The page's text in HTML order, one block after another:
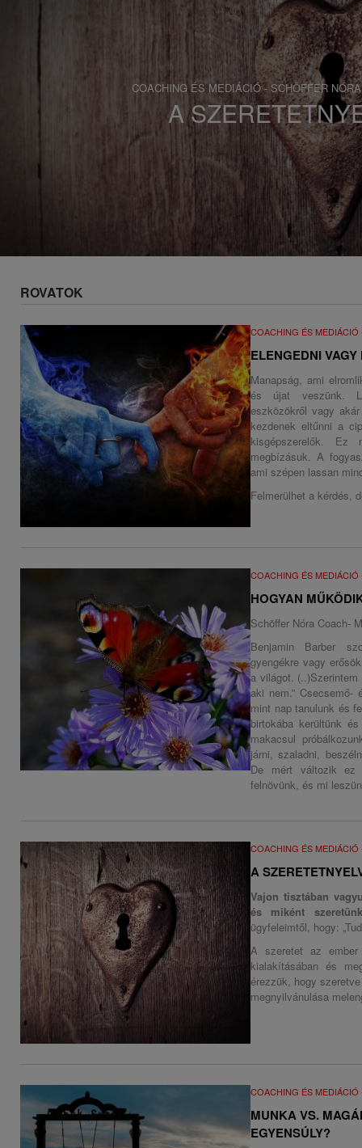
COACHING ÉS MEDIÁCIÓ - SCHÖFFER
A
ROVATOK
COACHING ÉS
ELENGEDNI
Manapság, ami
és újat veszünk.
eszközökről vagy
kezdenek eltűnni a
kisgépszerelők.
megbízásuk. A
ami szépen lassan
Felmerülhet a kérdés,
COACHING ÉS
HOGYAN
Schöffer Nóra Coach-
Benjamin Barber
gyengékre vagy
a világot.
aki nem.” Csecsemő-
mint nap tanulunk és
birtokába kerültünk
makacsul
járni, szaladni,
De mért változik ez
felnövünk, és mi
COACHING ÉS
A
Vajon tisztában
és miként
ügyfeleimtől, hogy:
A szeretet az ember
kialakításában és
érezzük, hogy
megnyilvánulása
COACHING ÉS
MUNKA VS.
EGYENSÚLY?